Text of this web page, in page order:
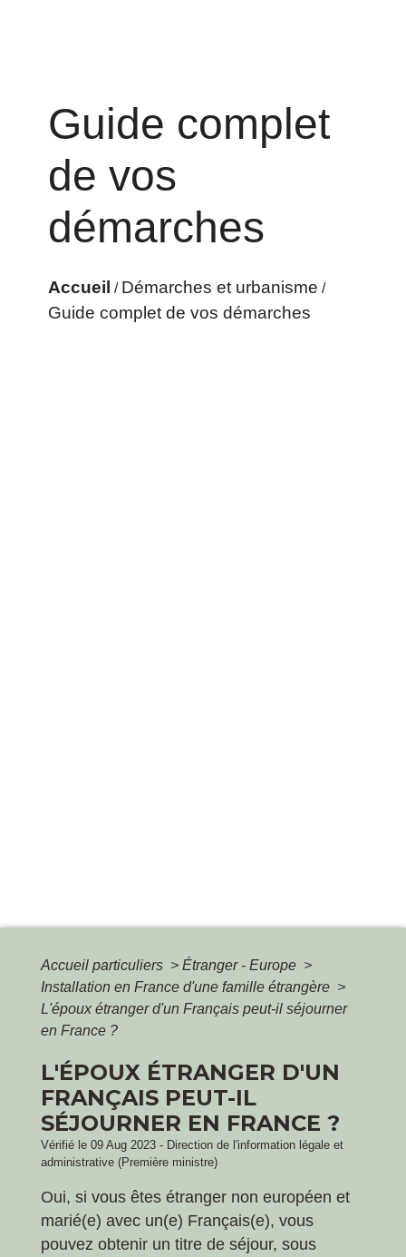
Guide complet
de vos
démarches
Accueil / Démarches et urbanisme /
Guide complet de vos démarches
Accueil particuliers > Étranger - Europe >
Installation en France d'une famille étrangère >
L'époux étranger d'un Français peut-il séjourner
en France ?
L'ÉPOUX ÉTRANGER D'UN
FRANÇAIS PEUT-IL
SÉJOURNER EN FRANCE ?
Vérifié le 09 Aug 2023 - Direction de l'information légale et
administrative (Première ministre)
Oui, si vous êtes étranger non européen et
marié(e) avec un(e) Français(e), vous
pouvez obtenir un titre de séjour, sous